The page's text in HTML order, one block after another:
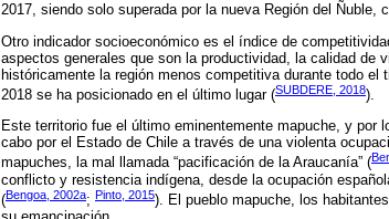
2017, siendo solo superada por la nueva Región del Ñuble,
Otro indicador socioeconómico es el índice de
aspectos generales que son la productividad, la calidad de
históricamente la región menos competitiva durante todo
2018 se ha posicionado en el último lugar (SUBDERE, 2018).
Este territorio fue el último eminentemente mapuche, y
cabo por el Estado de Chile a través de una violenta
mapuches, la mal llamada “pacificación de la Araucanía” (
conflicto y resistencia indígena, desde la ocupación
(Bengoa, 2002a; Pinto, 2015). El pueblo mapuche, los